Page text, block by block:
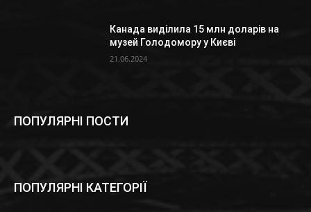
Канада виділила 15 млн доларів на
музей Голодомору у Києві
21.06.2024
ПОПУЛЯРНІ ПОСТИ
ПОПУЛЯРНІ КАТЕГОРІЇ